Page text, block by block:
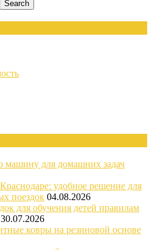
машину для домашних задач
удобное решение для
поездок 04.08.2026
для обучения детей правилам
30.07.2026
ковры на резиновой основе